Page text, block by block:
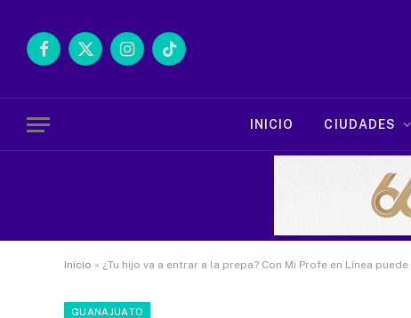
Facebook
X
InstagramTikTok
INICIO CIUDADES
Inicio » ¿Tu hijo va a entrar a la prepa? Con Mi Profe en Línea
GUANAJUATO